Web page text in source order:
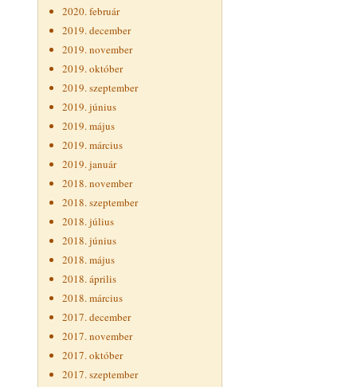
2020. február
2019. december
2019. november
2019. október
2019. szeptember
2019. június
2019. május
2019. március
2019. január
2018. november
2018. szeptember
2018. július
2018. június
2018. május
2018. április
2018. március
2017. december
2017. november
2017. október
2017. szeptember